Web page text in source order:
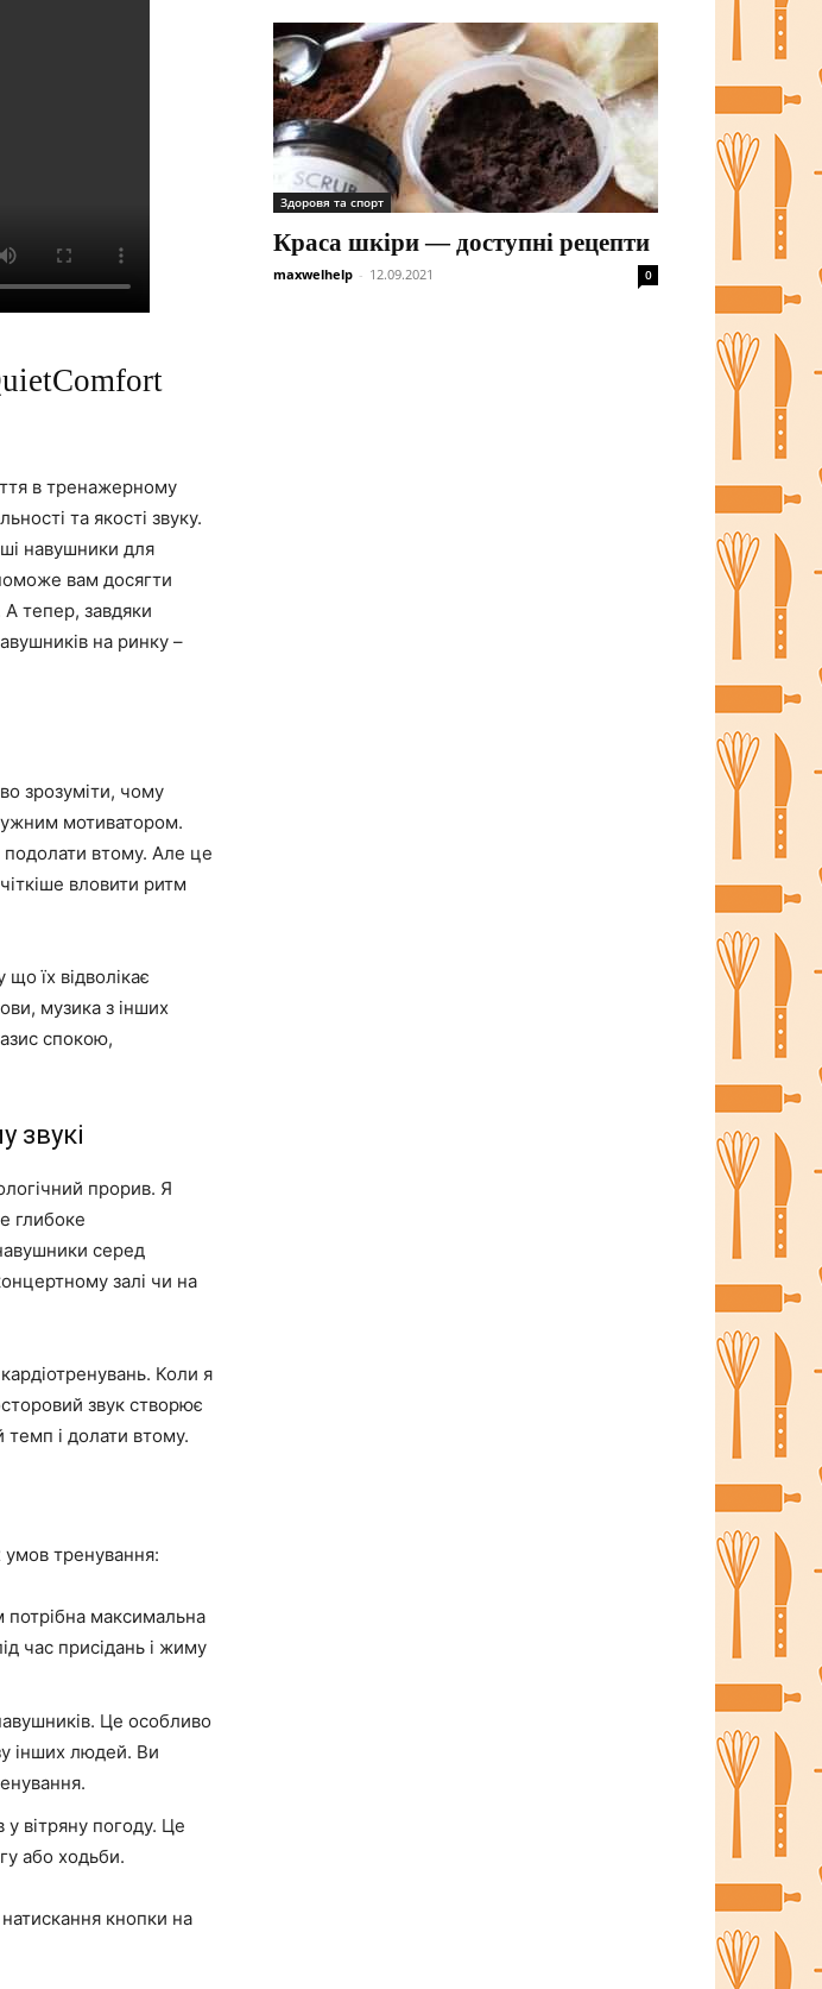
в тренажерному
та якості звуку.
навушники для
вам досягти
А тепер, завдяки
на ринку –
зрозуміти, чому
мотиватором.
подолати втому. Але це
вловити ритм
їх відволікає
музика з інших
спокою,
звукі
прорив. Я
глибоке
серед
залі чи на
Коли я
звук створює
темп і долати втому.
умов тренування:
потрібна максимальна
час присідань і жиму
Це особливо
інших людей. Ви
у вітряну погоду. Це
або ходьби.
кнопки на
Здоровя та спорт
Краса шкіри — доступні рецепти
maxwelhelp - 12.09.2021 0